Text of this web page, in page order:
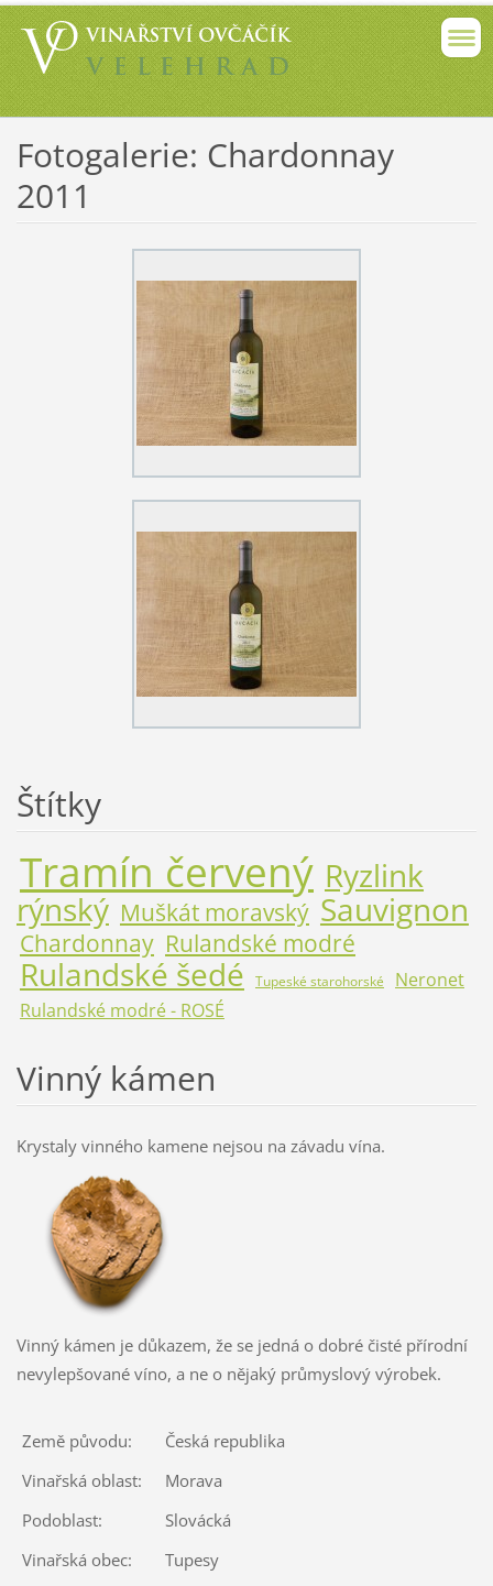
Fotogalerie: Chardonnay
2011
Štítky
Tramín červený Ryzlink
rýnský Muškát moravský Sauvignon
Chardonnay Rulandské modré
Rulandské šedé Tupeské starohorské
Neronet
Rulandské modré - ROSÉ
Vinný kámen
Krystaly vinného kamene nejsou na závadu vína.
Vinný kámen je důkazem, že se jedná o dobré čisté přírodní
nevylepšované víno, a ne o nějaký průmyslový výrobek.
Země původu:
Česká republika
Vinařská oblast:
Morava
Podoblast:
Slovácká
Vinařská obec:
Tupesy